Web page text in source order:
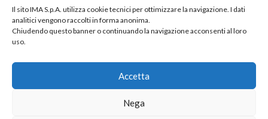
Il sito IMA S.p.A. utilizza cookie tecnici per ottimizzare la navigazione. I dati
analitici vengono raccolti in forma anonima.
Chiudendo questo banner o continuando la navigazione acconsenti al loro
uso.
Accetta
Nega
info@imaitaly.it
sull’Oglio
(Brescia) –
25/A
Palazzolo